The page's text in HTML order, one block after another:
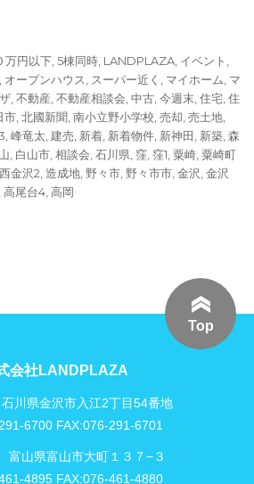
万円以下 ,5棟同時 LANDPLAZA イベント
オープンハウス スーパー近く マイホーム マ
,不動産 ,不動産相談会 ,中古 ,今週末 ,住宅 ,住
市 ,北國新聞 ,南小立野小学校 ,売却 ,売土地
,峰竜太 ,建売 新着 新着物件 新神田 新築 ,森
白山市 ,相談会 ,石川県 窪 窪1 ,粟崎 ,粟崎町
西金沢2 ,造成地 野々市 野々市市 ,金沢 ,金沢
,高尾台4 ,高岡
Top
会社LANDPLAZA
石川県金沢市入江2丁目54番地
6700 FAX:076-291-6701
富山県富山市大町１３７−３
4895 FAX:076-461-4880